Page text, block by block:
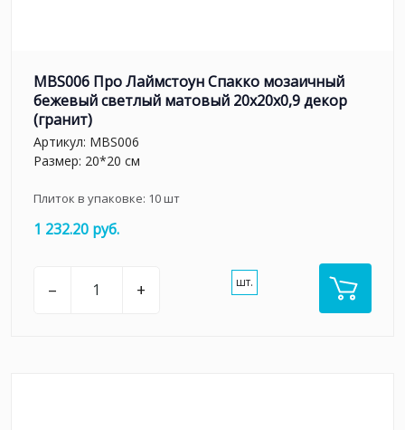
MBS006 Про Лаймстоун Спакко мозаичный
бежевый светлый матовый 20х20х0,9 декор
(гранит)
Артикул: MBS006
Размер: 20*20 см
Плиток в упаковке: 10шт
1 232.20 руб.
– + шт.